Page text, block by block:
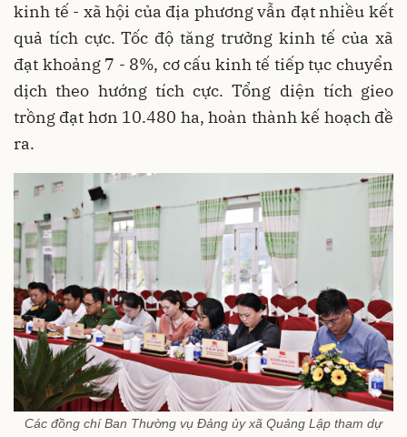
kinh tế - xã hội của địa phương vẫn đạt nhiều kết
quả tích cực. Tốc độ tăng trưởng kinh tế của xã
đạt khoảng 7 - 8%, cơ cấu kinh tế tiếp tục chuyển
dịch theo hướng tích cực. Tổng diện tích gieo
trồng đạt hơn 10.480 ha, hoàn thành kế hoạch đề
ra.
Các đồng chí Ban Thường vụ Đảng ủy xã Quảng Lập tham dự